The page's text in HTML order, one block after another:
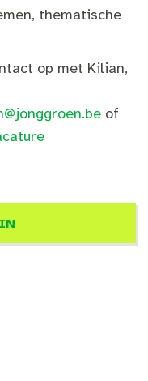
thematische
op met Kilian,
of